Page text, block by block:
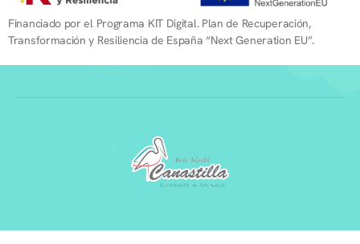
Financiado por el Programa KIT Digital. Plan de Recuperación,
Transformación y Resiliencia de España “Next Generation EU”.